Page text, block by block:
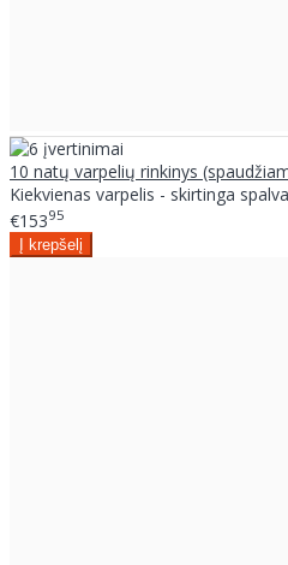
10 natų varpelių rinkinys
Kiekvienas varpelis - skirtinga
€15395